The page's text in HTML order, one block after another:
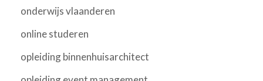
onderwijs vlaanderen
online studeren
opleiding binnenhuisarchitect